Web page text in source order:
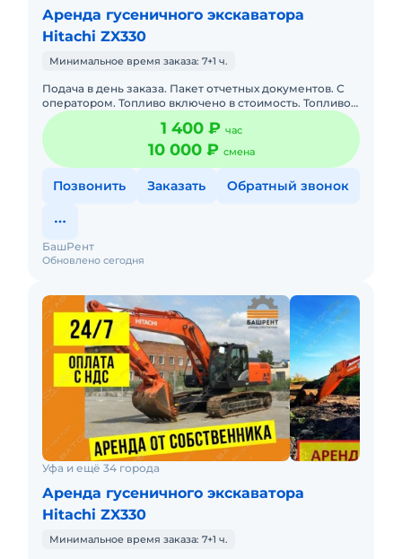
Аренда гусеничного экскаватора
Hitachi ZX330
Минимальное время заказа: 7+1 ч.
Подача в день заказа. Пакет отчетных документов. С
оператором. Топливо включено в стоимость. Топливо
оплачивается отдельно. Долгосрочная аренда.
Краткосрочная а
1 400 ₽ час
10 000 ₽ смена
Позвонить Заказать Обратный звонок
Обновлено сегодня
БашРент
Уфа и ещё 34 города
Аренда гусеничного экскаватора
Hitachi ZX330
Минимальное время заказа: 7+1 ч.